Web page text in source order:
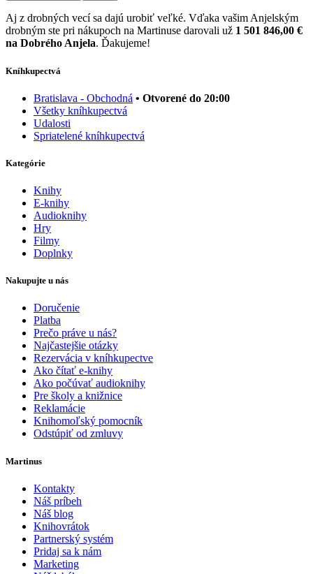
Aj z drobných vecí sa dajú urobiť veľké. Vďaka vašim Anjelským
drobným ste pri nákupoch na Martinuse darovali už 1 501 846,00 €
na Dobrého Anjela. Ďakujeme!
Kníhkupectvá
Bratislava - Obchodná • Otvorené do 20:00
Všetky kníhkupectvá
Udalosti
Spriatelené kníhkupectvá
Kategórie
Knihy
E-knihy
Audioknihy
Hry
Filmy
Doplnky
Nakupujte u nás
Doručenie
Platba
Prečo práve u nás?
Najčastejšie otázky
Rezervácia v kníhkupectve
Ako čítať e-knihy
Ako počúvať audioknihy
Pre školy a knižnice
Reklamácie
Knihomoľský pomocník
Odstúpiť od zmluvy
Martinus
Kontakty
Náš príbeh
Náš blog
Knihovrátok
Partnerský systém
Pridaj sa k nám
Marketing